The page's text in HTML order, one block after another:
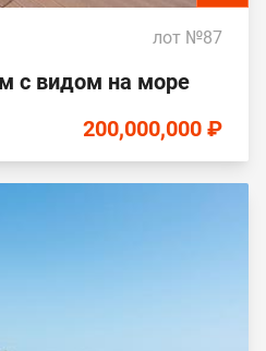
лот №87
с видом на море
200,000,000 ₽